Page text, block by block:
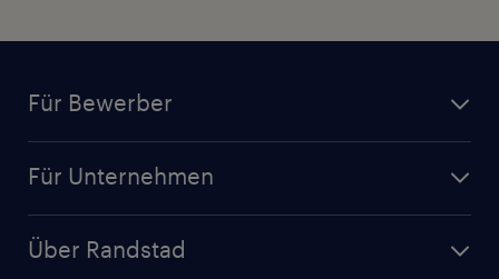
Für Bewerber
Initiativbewerbung
Für Unternehmen
Über Randstad